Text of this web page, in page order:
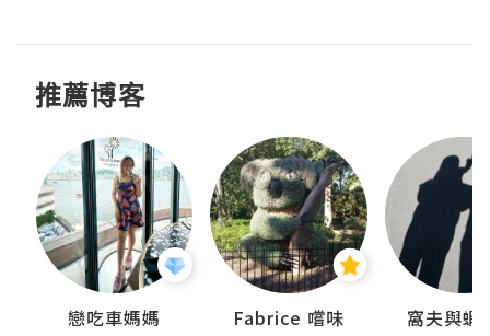
推薦博客
戀吃車媽媽 Fabrice 嚐味 窩夫與蝦